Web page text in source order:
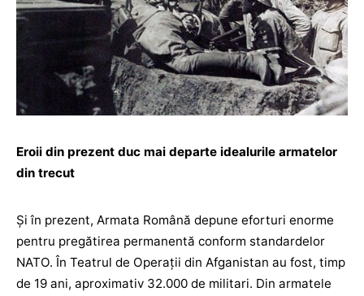
Eroii din prezent duc mai departe idealurile armatelor
din trecut
Și în prezent, Armata Română depune eforturi enorme
pentru pregătirea permanentă conform standardelor
NATO. În Teatrul de Operații din Afganistan au fost, timp
de 19 ani, aproximativ 32.000 de militari. Din armatele